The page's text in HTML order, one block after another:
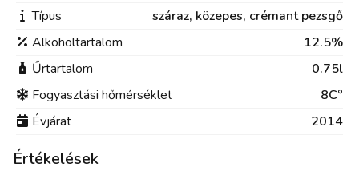
Típus
száraz, közepes, crémant pezsgő
Alkoholtartalom
12.5%
Űrtartalom
0.75l
Fogyasztási hőmérséklet
8C°
Évjárat
2014
Értékelések